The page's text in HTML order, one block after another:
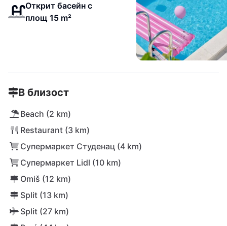
Открит басейн с
площ 15 m²
В близост
Beach (2 km)
Restaurant (3 km)
Супермаркет Студенац (4 km)
Супермаркет Lidl (10 km)
Omiš (12 km)
Split (13 km)
Split (27 km)